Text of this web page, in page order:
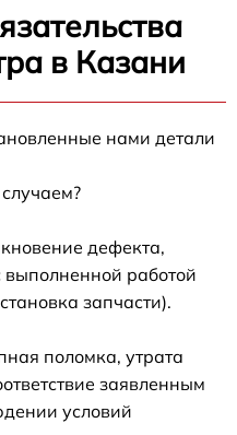
в Казани
нами детали
дефекта,
работой
запчасти).
поломка, утрата
заявленным
условий